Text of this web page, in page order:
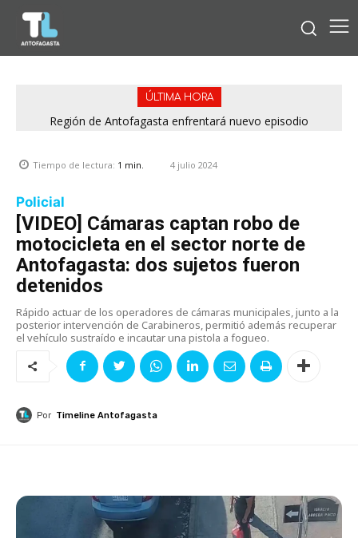
ÚLTIMA HORA
Región de Antofagasta enfrentará nuevo episodio
Tiempo de lectura: 1 min. 4 julio 2024
Policial
[VIDEO] Cámaras captan robo de
motocicleta en el sector norte de
Antofagasta: dos sujetos fueron
detenidos
Rápido actuar de los operadores de cámaras municipales, junto a la
posterior intervención de Carabineros, permitió además recuperar
el vehículo sustraído e incautar una pistola a fogueo.
Por Timeline Antofagasta